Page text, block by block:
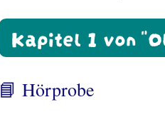
Kapitel 1 von
📘 Hörprobe